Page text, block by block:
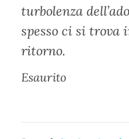
turbolenza
spesso ci si trova
ritorno.
Esaurito